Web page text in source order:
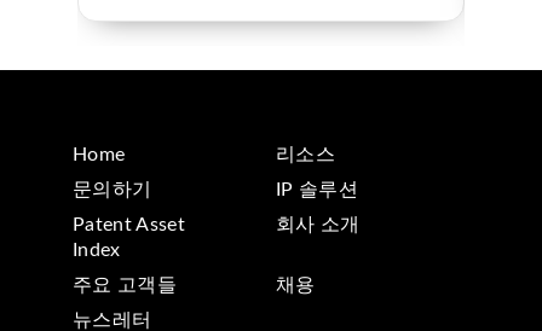
Home
리소스
문의하기
IP 솔루션
Patent Asset
Index
회사 소개
주요 고객들
채용
뉴스레터